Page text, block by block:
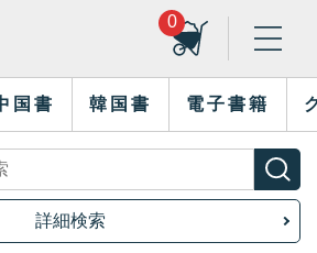
0
国書 韓国書 電子書籍
詳細検索